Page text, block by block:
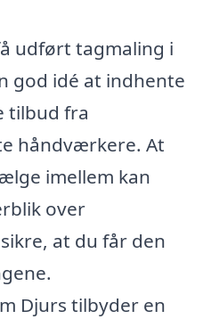
udført tagmaling i
god idé at indhente
tilbud fra
håndværkere. At
imellem kan
over
at du får den
Djurs tilbyder en